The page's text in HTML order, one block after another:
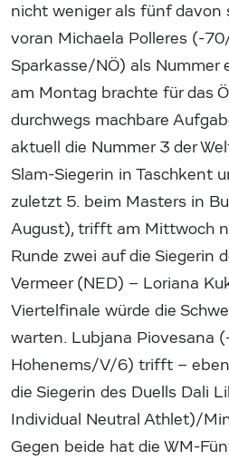
nicht weniger als fünf davon
voran Michaela Polleres (-
Sparkasse/NÖ) als Nummer
am Montag brachte für das
durchwegs machbare
aktuell die Nummer 3 der
Slam-Siegerin in Taschkent
zuletzt 5. beim Masters in
August), trifft am Mittwoch
Runde zwei auf die Siegerin
Vermeer (NED) – Loriana
Viertelfinale würde die
warten. Lubjana Piovesana
Hohenems/V/6) trifft –
die Siegerin des Duells Dali
Individual Neutral Athlet)/
Gegen beide hat die WM-